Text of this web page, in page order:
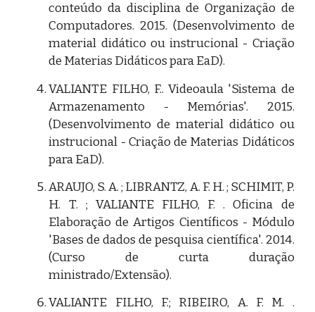
conteúdo da disciplina de Organização de
Computadores. 2015. (Desenvolvimento de
material didático ou instrucional - Criação
de Materias Didáticos para EaD).
VALIANTE FILHO, F.. Videoaula 'Sistema de
Armazenamento - Memórias'. 2015.
(Desenvolvimento de material didático ou
instrucional - Criação de Materias Didáticos
para EaD).
ARAUJO, S. A. ; LIBRANTZ, A. F. H. ; SCHIMIT, P.
H. T. ; VALIANTE FILHO, F. . Oficina de
Elaboração de Artigos Científicos - Módulo
'Bases de dados de pesquisa científica'. 2014.
(Curso de curta duração
ministrado/Extensão).
VALIANTE FILHO, F.; RIBEIRO, A. F. M. .